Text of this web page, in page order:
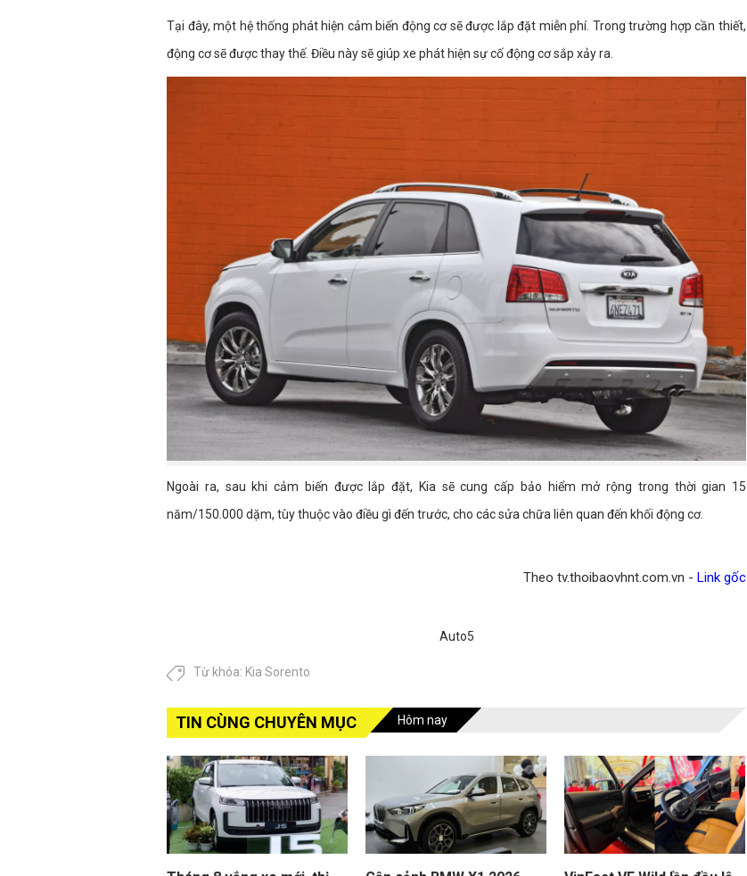
Tại đây, một hệ thống phát hiện cảm biến động cơ sẽ được lắp đặt miễn phí. Trong trường hợp cần thiết,
động cơ sẽ được thay thế. Điều này sẽ giúp xe phát hiện sự cố động cơ sắp xảy ra.
Ngoài ra, sau khi cảm biến được lắp đặt, Kia sẽ cung cấp bảo hiểm mở rộng trong thời gian 15
năm/150.000 dặm, tùy thuộc vào điều gì đến trước, cho các sửa chữa liên quan đến khối động cơ.
Theo tv.thoibaovhnt.com.vn - Link gốc
Auto5
Từ khóa: Kia Sorento
TIN CÙNG CHUYÊN MỤC Hôm nay